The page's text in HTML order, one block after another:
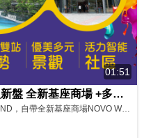
01:51
【NOVO LAND 3B】 屯門大型新盤 全新基座商場 +多元戶型 (影片來源: Finance 730)
新鴻基精心打造，屯門大型新盤NOVO LAND，自帶全新基座商場NOVO Walk，及全新期數3B期，再次閃耀登場！ 3B期由兩座組成，共提供769伙，間隔涵蓋開放式至四房特色戶，全面照顧不同買家的需求。項目基座商場NOVO Walk集合多間商舖、食肆，更有約40萬呎屋苑園林及會所，及多條巴士路線，盡享生活便利。